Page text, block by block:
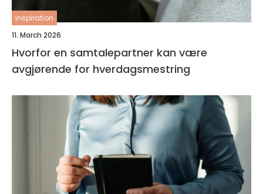
inspiration
11. March 2026
Hvorfor en samtalepartner kan være
avgjørende for hverdagsmestring